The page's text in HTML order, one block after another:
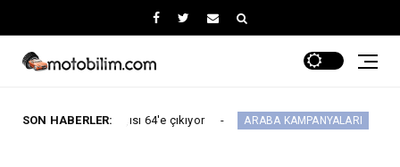
SON HABERLER:
sayısı 64'e çıkıyor ARABA KAMPANYALARI Maxus Modellerinde